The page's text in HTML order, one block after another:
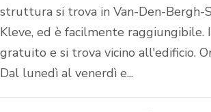
struttura si trova in Van-Den-Bergh-
Kleve, ed è facilmente raggiungibile.
gratuito e si trova vicino all'edificio.
Dal lunedì al venerdì e...